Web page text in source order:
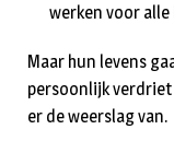
werken voor
Maar hun levens
persoonlijk verdriet
er de weerslag van.